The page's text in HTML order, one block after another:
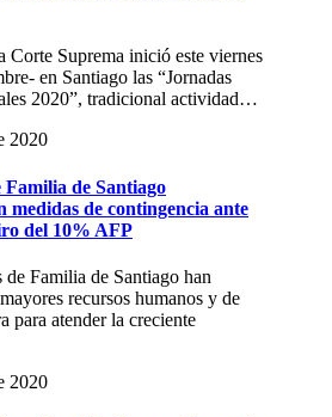
Corte Suprema inició este viernes
en Santiago las “Jornadas
2020”, tradicional actividad…
2020
Familia de Santiago
medidas de contingencia ante
del 10% AFP
de Familia de Santiago han
recursos humanos y de
para atender la creciente
2020